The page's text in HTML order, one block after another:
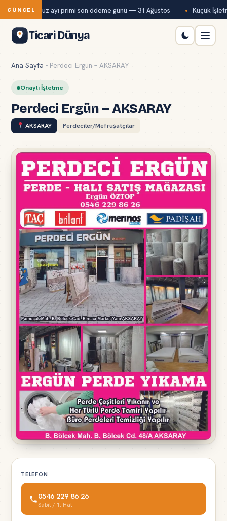
GÜNCEL
Kur temmuz ayı primi son ödeme günü — 31 Ağustos Küçük
Ticari Dünya
Ana Sayfa - Perdeci Ergün – AKSARAY
Onaylı İşletme
Perdeci Ergün – AKSARAY
AKSARAY Perdeciler/Mefruşatçılar
TELEFON
0546 229 86 26
Sabit / 1. Hat